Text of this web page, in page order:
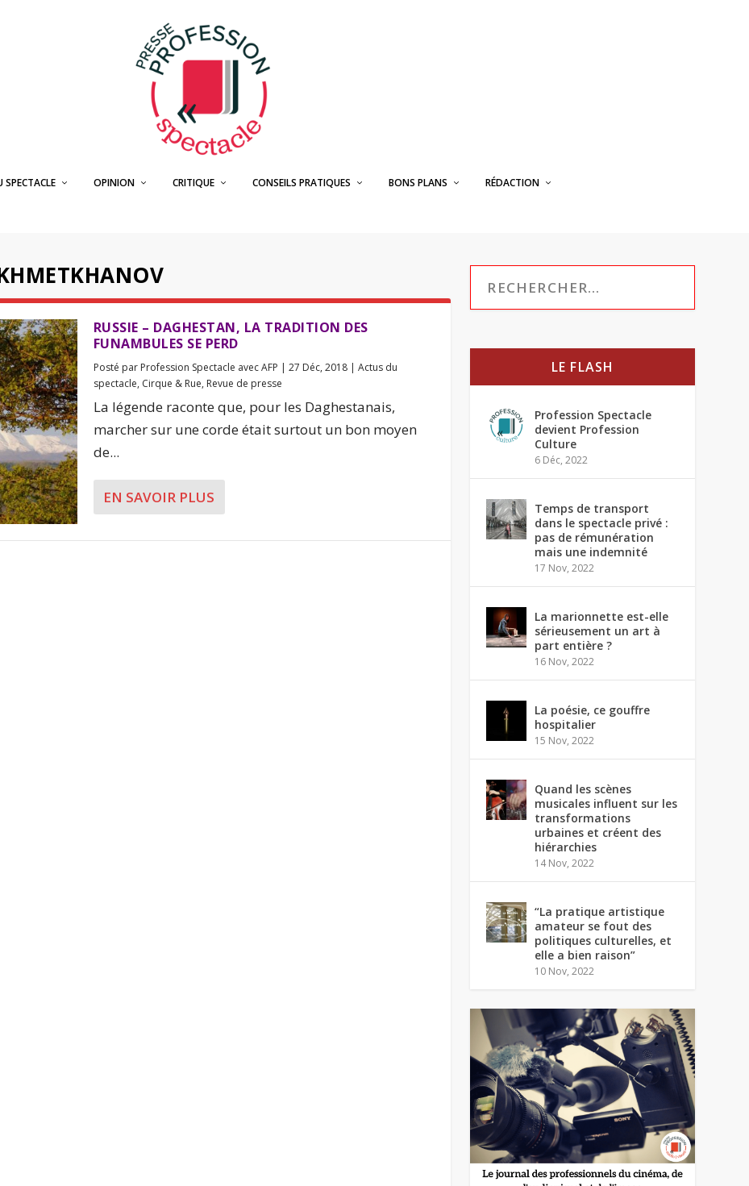
SPECTACLE OPINION CRITIQUE CONSEILS PRATIQUES BONS PLANS RÉDACTION
RUSSIE – DAGHESTAN, LA TRADITION DES
FUNAMBULES SE PERD
Posté par Profession Spectacle avec AFP | 27 Déc, 2018| Actus du
spectacle, Cirque & Rue, Revue de presse
La légende raconte que, pour les Daghestanais,
marcher sur une corde était surtout un bon moyen
de...
EN SAVOIR PLUS
LE FLASH
Profession Spectacle
devient Profession
Culture
6 Déc, 2022
Temps de transport
dans le spectacle privé :
pas de rémunération
mais une indemnité
17 Nov, 2022
La marionnette est-elle
sérieusement un art à
part entière ?
16 Nov, 2022
La poésie, ce gouffre
hospitalier
15 Nov, 2022
Quand les scènes
musicales influent sur les
transformations
urbaines et créent des
hiérarchies
14 Nov, 2022
“La pratique artistique
amateur se fout des
politiques culturelles, et
elle a bien raison”
10 Nov, 2022